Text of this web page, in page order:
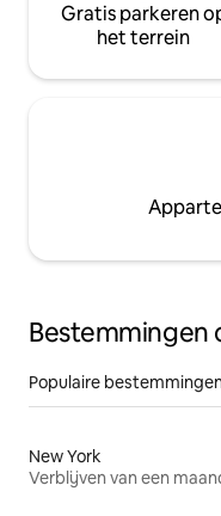
Gratis parkeren
het terrein
Bestemmingen
Populaire
New York
Verblijven van een